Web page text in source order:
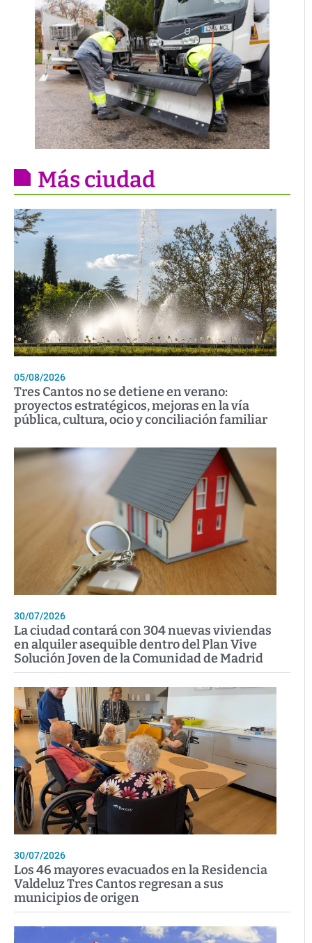
Más ciudad
05/08/2026
Tres Cantos no se detiene en verano:
proyectos estratégicos, mejoras en la vía
pública, cultura, ocio y conciliación familiar
30/07/2026
La ciudad contará con 304 nuevas viviendas
en alquiler asequible dentro del Plan Vive
Solución Joven de la Comunidad de Madrid
30/07/2026
Los 46 mayores evacuados en la Residencia
Valdeluz Tres Cantos regresan a sus
municipios de origen